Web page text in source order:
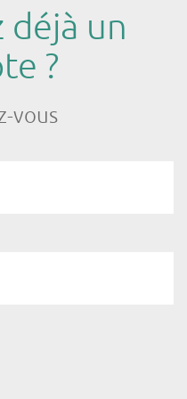
déjà un
?
vous